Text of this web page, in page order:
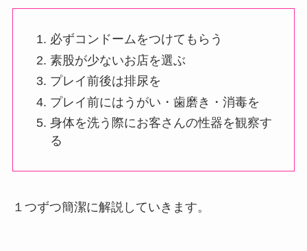
必ずコンドームをつけてもらう
素股が少ないお店を選ぶ
プレイ前後は排尿を
プレイ前にはうがい・歯磨き・消毒を
身体を洗う際にお客さんの性器を観察す
る
１つずつ簡潔に解説していきます。